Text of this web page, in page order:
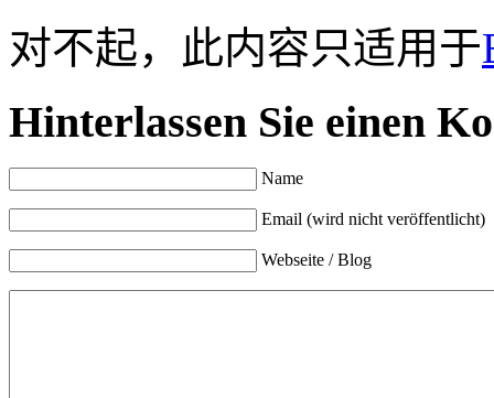
对不起，此内容只适用于
Hinterlassen Sie einen
Name
Email (wird nicht veröffentlicht)
Webseite / Blog